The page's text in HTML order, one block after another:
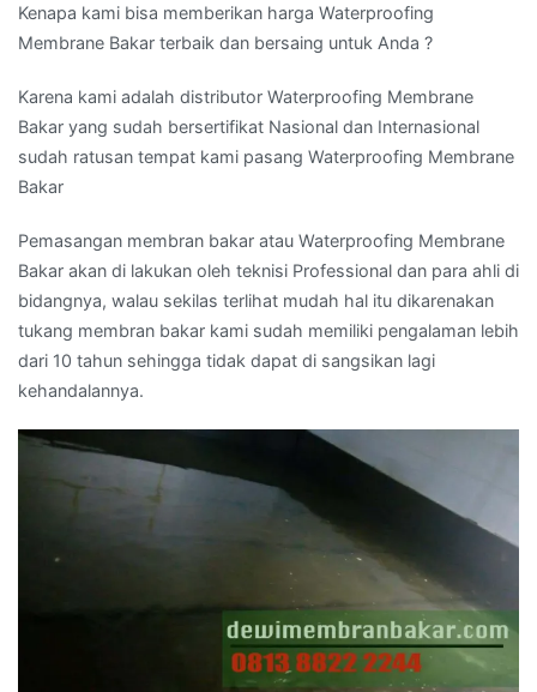
Kenapa kami bisa memberikan harga Waterproofing
Membrane Bakar terbaik dan bersaing untuk Anda ?
Karena kami adalah distributor Waterproofing Membrane
Bakar yang sudah bersertifikat Nasional dan Internasional
sudah ratusan tempat kami pasang Waterproofing Membrane
Bakar
Pemasangan membran bakar atau Waterproofing Membrane
Bakar akan di lakukan oleh teknisi Professional dan para ahli di
bidangnya, walau sekilas terlihat mudah hal itu dikarenakan
tukang membran bakar kami sudah memiliki pengalaman lebih
dari 10 tahun sehingga tidak dapat di sangsikan lagi
kehandalannya.